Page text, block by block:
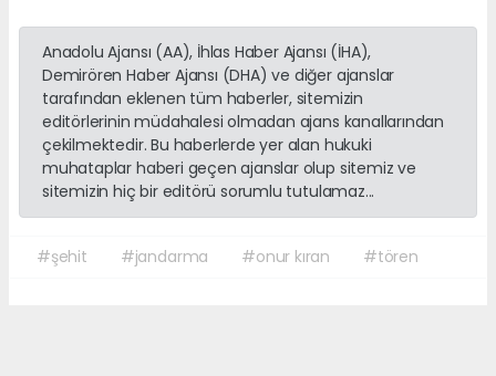
Anadolu Ajansı (AA), İhlas Haber Ajansı (İHA),
Demirören Haber Ajansı (DHA) ve diğer ajanslar
tarafından eklenen tüm haberler, sitemizin
editörlerinin müdahalesi olmadan ajans kanallarından
çekilmektedir. Bu haberlerde yer alan hukuki
muhataplar haberi geçen ajanslar olup sitemiz ve
sitemizin hiç bir editörü sorumlu tutulamaz...
#şehit #jandarma #onur kıran #tören